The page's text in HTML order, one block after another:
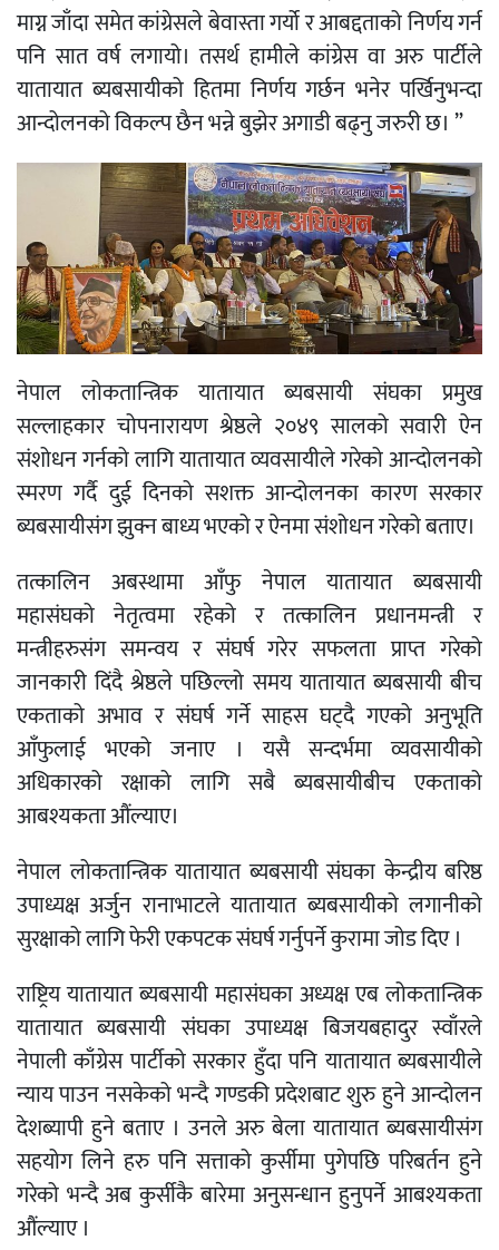
माग्न जाँदा समेत कांग्रेसले बेवास्ता गर्यो र आबद्दताको निर्णय गर्न
पनि सात वर्ष लगायो। तसर्थ हामीले कांग्रेस वा अरु पार्टीले
यातायात ब्यबसायीको हितमा निर्णय गर्छन भनेर पर्खिनुभन्दा
आन्दोलनको विकल्प छैन भन्ने बुझेर अगाडी बढ्नु जरुरी छ। ”
नेपाल लोकतान्त्रिक यातायात ब्यबसायी संघका प्रमुख
सल्लाहकार चोपनारायण श्रेष्ठले २०४९ सालको सवारी ऐन
संशोधन गर्नको लागि यातायात व्यवसायीले गरेको आन्दोलनको
स्मरण गर्दै दुई दिनको सशक्त आन्दोलनका कारण सरकार
ब्यबसायीसंग झुक्न बाध्य भएको र ऐनमा संशोधन गरेको बताए।
तत्कालिन अबस्थामा आँफु नेपाल यातायात ब्यबसायी
महासंघको नेतृत्वमा रहेको र तत्कालिन प्रधानमन्त्री र
मन्त्रीहरुसंग समन्वय र संघर्ष गरेर सफलता प्राप्त गरेको
जानकारी दिंदै श्रेष्ठले पछिल्लो समय यातायात ब्यबसायी बीच
एकताको अभाव र संघर्ष गर्ने साहस घट्दै गएको अनुभूति
आँफुलाई भएको जनाए । यसै सन्दर्भमा व्यवसायीको
अधिकारको रक्षाको लागि सबै ब्यबसायीबीच एकताको
आबश्यकता औंल्याए।
नेपाल लोकतान्त्रिक यातायात ब्यबसायी संघका केन्द्रीय बरिष्ठ
उपाध्यक्ष अर्जुन रानाभाटले यातायात ब्यबसायीको लगानीको
सुरक्षाको लागि फेरी एकपटक संघर्ष गर्नुपर्ने कुरामा जोड दिए ।
राष्ट्रिय यातायात ब्यबसायी महासंघका अध्यक्ष एब लोकतान्त्रिक
यातायात ब्यबसायी संघका उपाध्यक्ष बिजयबहादुर स्वाँरले
नेपाली काँग्रेस पार्टीको सरकार हुँदा पनि यातायात ब्यबसायीले
न्याय पाउन नसकेको भन्दै गण्डकी प्रदेशबाट शुरु हुने आन्दोलन
देशब्यापी हुने बताए । उनले अरु बेला यातायात ब्यबसायीसंग
सहयोग लिने हरु पनि सत्ताको कुर्सीमा पुगेपछि परिबर्तन हुने
गरेको भन्दै अब कुर्सीकै बारेमा अनुसन्धान हुनुपर्ने आबश्यकता
औंल्याए ।